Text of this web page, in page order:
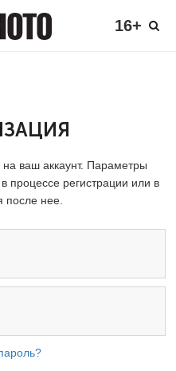
16+
ваш аккаунт. Параметры
процессе регистрации или в
нее.